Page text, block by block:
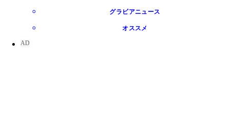
グラビアニュース
オススメ